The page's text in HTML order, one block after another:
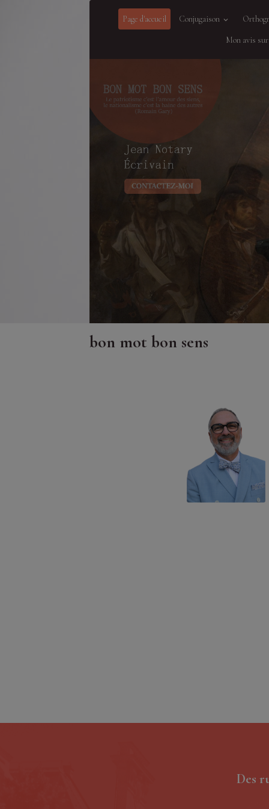
Page d'accueil Conjugaison
Mon avis
bon mot bon sens
Des